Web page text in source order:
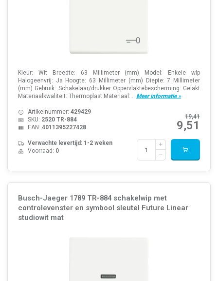
Kleur: Wit Breedte: 63 Millimeter (mm) Model: Enkele wip
Halogeenvrij: Ja Hoogte: 63 Millimeter (mm) Diepte: 7 Millimeter
(mm) Gebruik: Schakelaar/drukker Oppervlaktebescherming: Gelakt
Materiaalkwaliteit: Thermoplast Materiaal:... Meer informatie »
19,41
9,51
Artikelnummer: 429429
SKU: 2520 TR-884
EAN: 4011395227428
Verwachte levertijd: 1-2 weken
Voorraad: 0
Busch-Jaeger 1789 TR-884 schakelwip met
controlevenster en symbool sleutel Future Linear
studiowit mat